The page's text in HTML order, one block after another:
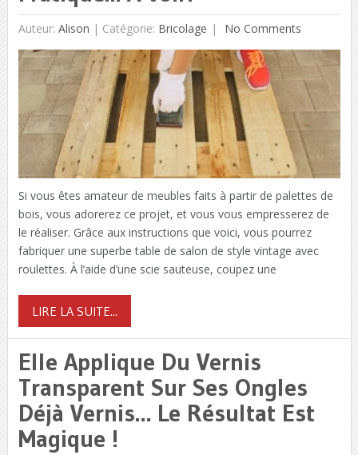
Auteur: Alison | Catégorie: Bricolage No Comments
Si vous êtes amateur de meubles faits à partir de palettes de
bois, vous adorerez ce projet, et vous vous empresserez de
le réaliser. Grâce aux instructions que voici, vous pourrez
fabriquer une superbe table de salon de style vintage avec
roulettes. À l’aide d’une scie sauteuse, coupez une
LIRE LA SUITE...
Elle Applique Du Vernis
Transparent Sur Ses Ongles
Déjà Vernis… Le Résultat Est
Magique !